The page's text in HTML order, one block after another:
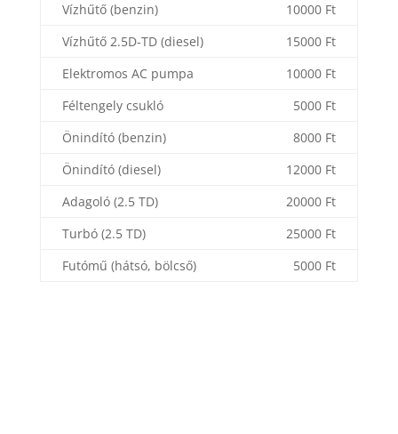
Vízhűtő (benzin)
10000 Ft
Vízhűtő 2.5D-TD (diesel)
15000 Ft
Elektromos AC pumpa
10000 Ft
Féltengely csukló
5000 Ft
Önindító (benzin)
8000 Ft
Önindító (diesel)
12000 Ft
Adagoló (2.5 TD)
20000 Ft
Turbó (2.5 TD)
25000 Ft
Futómű (hátsó, bölcső)
5000 Ft